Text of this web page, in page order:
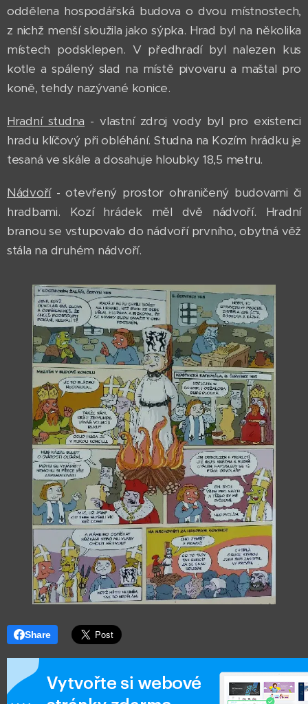
oddělena hospodářská budova o dvou místnostech,
z nichž menší sloužila jako sýpka. Hrad byl na několika
místech podsklepen. V předhradí byl nalezen kus
kotle a spálený slad na místě pivovaru a maštal pro
koně, tehdy nazývané konice.
Hradní studna - vlastní zdroj vody byl pro existenci
hradu klíčový při obléhání. Studna na Kozím hrádku je
tesaná ve skále a dosahuje hloubky 18,5 metru.
Nádvoří- otevřený prostor ohraničený budovami či
hradbami. Kozí hrádek měl dvě nádvoří. Hradní
branou se vstupovalo do nádvoří prvního, obytná věž
stála na druhém nádvoří.
Share